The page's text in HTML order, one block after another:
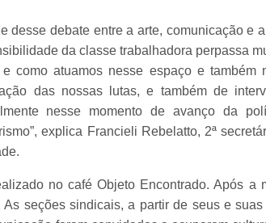
desse debate entre a arte, comunicação e
da classe trabalhadora perpassa
como atuamos nesse espaço e também
das nossas lutas, e também de
nesse momento de avanço da
explica Francieli Rebelatto, 2ª
no café Objeto Encontrado. Após a
seções sindicais, a partir de seus e suas